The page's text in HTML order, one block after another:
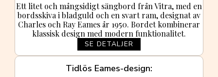
Ett litet och mångsidigt sängbord från Vitra, med en
bordsskiva i bladguld och en svart ram, designat av
Charles och Ray Eames år 1950. Bordet kombinerar
klassisk design med modern funktionalitet.
SE DETALJER
Tidlös Eames-design